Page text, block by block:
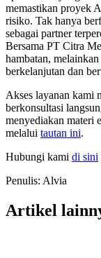
memastikan proyek
risiko. Tak hanya
sebagai partner
Bersama PT Citra
hambatan,
berkelanjutan dan
Akses layanan kami
berkonsultasi
menyediakan materi
melalui tautan ini.
Hubungi kami di sini
Penulis: Alvia
Artikel